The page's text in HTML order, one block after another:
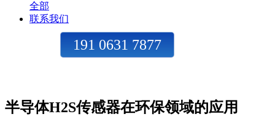
全部
联系我们
191 0631 7877
半导体H2S传感器在环保领域的应用